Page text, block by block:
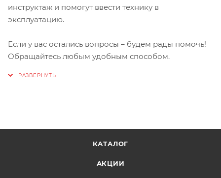
инструктаж и помогут ввести технику в
эксплуатацию.
Если у вас остались вопросы – будем рады помочь!
Обращайтесь любым удобным способом.
КАТАЛОГ
АКЦИИ